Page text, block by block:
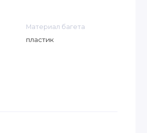
Материал багета
пластик